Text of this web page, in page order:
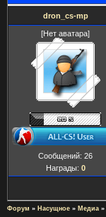
dron_cs-mp
[Нет аватара]
Сообщений: 26
Награды: 0
Форум » Насущное » Медиа »